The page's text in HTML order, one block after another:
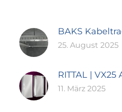
BAKS
25. August 2025
RITTAL |
11. März 2025